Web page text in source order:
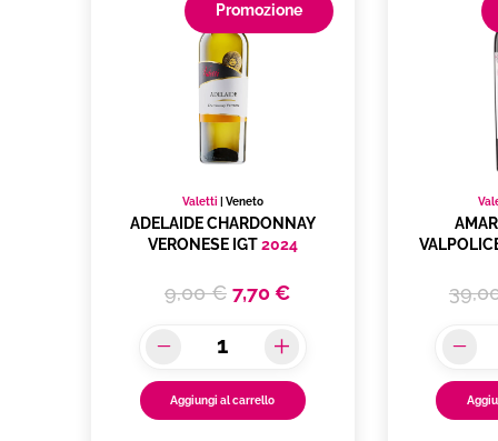
Promozione
Valetti Veneto
ADELAIDE CHARDONNAY
VERONESE IGT2024
9,00 € 7,70 €
Aggiungi al carrello